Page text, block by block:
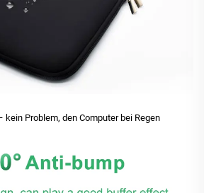
Problem, den Computer bei Regen